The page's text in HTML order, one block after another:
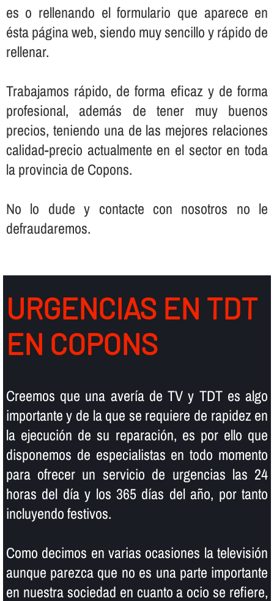
es o rellenando el formulario que aparece en
ésta página web, siendo muy sencillo y rápido de
rellenar.
Trabajamos rápido, de forma eficaz y de forma
profesional, además de tener muy buenos
precios, teniendo una de las mejores relaciones
calidad-precio actualmente en el sector en toda
la provincia de Copons.
No lo dude y contacte con nosotros no le
defraudaremos.
URGENCIAS EN TDT
EN COPONS
Creemos que una averí­a de TV y TDT es algo
importante y de la que se requiere de rapidez en
la ejecución de su reparación, es por ello que
disponemos de especialistas en todo momento
para ofrecer un servicio de urgencias las 24
horas del dí­a y los 365 dí­as del año, por tanto
incluyendo festivos.
Como decimos en varias ocasiones la televisión
aunque parezca que no es una parte importante
en nuestra sociedad en cuanto a ocio se refiere,